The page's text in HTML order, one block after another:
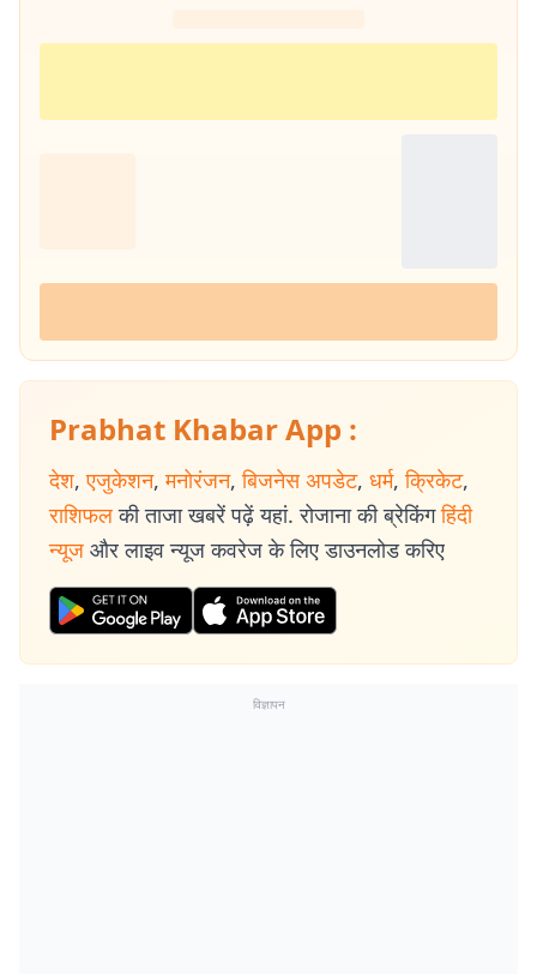
Prabhat Khabar App :
देश, एजुकेशन, मनोरंजन, बिजनेस अपडेट, धर्म, क्रिकेट,
राशिफल की ताजा खबरें पढ़ें यहां. रोजाना की ब्रेकिंग हिंदी
न्यूज और लाइव न्यूज कवरेज के लिए डाउनलोड करिए
विज्ञापन